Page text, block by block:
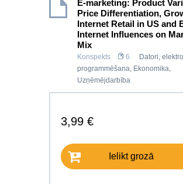
E-marketing: Product
Price Differentiation,
Internet Retail in US and
Internet Influences on
Mix
Konspekts 6
Datori,
programmēšana, Ekonomika,
Uzņēmējdarbība
3,99 €
Ielikt grozā